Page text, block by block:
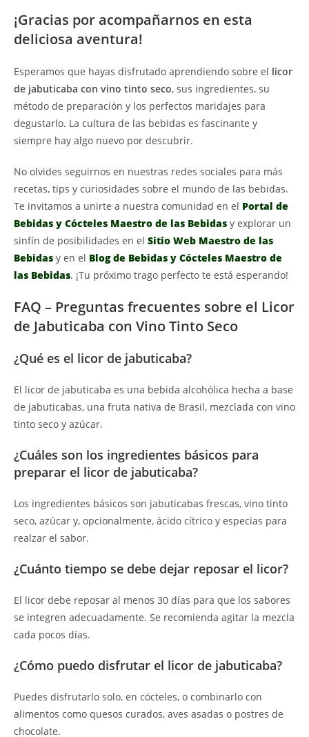
¡Gracias por acompañarnos en esta
deliciosa aventura!
Esperamos que hayas disfrutado aprendiendo sobre el licor
de jabuticaba con vino tinto seco, sus ingredientes, su
método de preparación y los perfectos maridajes para
degustarlo. La cultura de las bebidas es fascinante y
siempre hay algo nuevo por descubrir.
No olvides seguirnos en nuestras redes sociales para más
recetas, tips y curiosidades sobre el mundo de las bebidas.
Te invitamos a unirte a nuestra comunidad en el Portal de
Bebidas y Cócteles Maestro de las Bebidas y explorar un
sinfín de posibilidades en el Sitio Web Maestro de las
Bebidas y en el Blog de Bebidas y Cócteles Maestro de
las Bebidas. ¡Tu próximo trago perfecto te está esperando!
FAQ – Preguntas frecuentes sobre el Licor
de Jabuticaba con Vino Tinto Seco
¿Qué es el licor de jabuticaba?
El licor de jabuticaba es una bebida alcohólica hecha a base
de jabuticabas, una fruta nativa de Brasil, mezclada con vino
tinto seco y azúcar.
¿Cuáles son los ingredientes básicos para
preparar el licor de jabuticaba?
Los ingredientes básicos son jabuticabas frescas, vino tinto
seco, azúcar y, opcionalmente, ácido cítrico y especias para
realzar el sabor.
¿Cuánto tiempo se debe dejar reposar el licor?
El licor debe reposar al menos 30 días para que los sabores
se integren adecuadamente. Se recomienda agitar la mezcla
cada pocos días.
¿Cómo puedo disfrutar el licor de jabuticaba?
Puedes disfrutarlo solo, en cócteles, o combinarlo con
alimentos como quesos curados, aves asadas o postres de
chocolate.